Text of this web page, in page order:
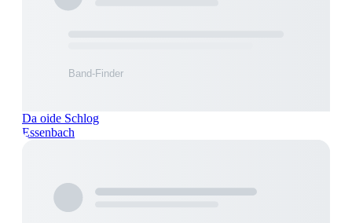
Da oide Schlog
Essenbach